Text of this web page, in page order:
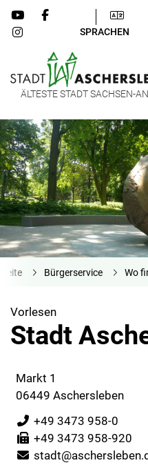
SPRACHEN
ÄLTESTE STADT SACHSEN-
Bürgerservice Wo
Vorlesen
Stadt
Markt 1
06449 Aschersleben
+49 3473 958-0
+49 3473 958-920